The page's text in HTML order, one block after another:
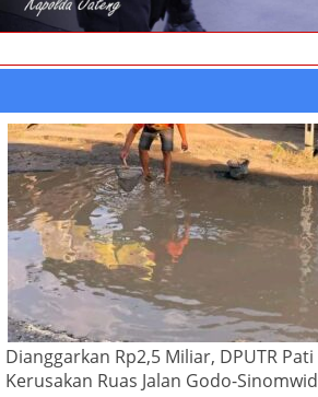
Dianggarkan Rp2,5 Miliar, DPUTR
Kerusakan Ruas Jalan Godo-